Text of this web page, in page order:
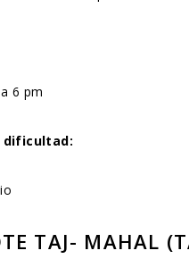
6 pm
dificultad:
TAJ- MAHAL